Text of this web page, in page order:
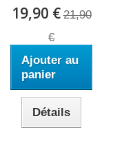
19,90 € 21,90
€
Ajouter au
panier
Détails